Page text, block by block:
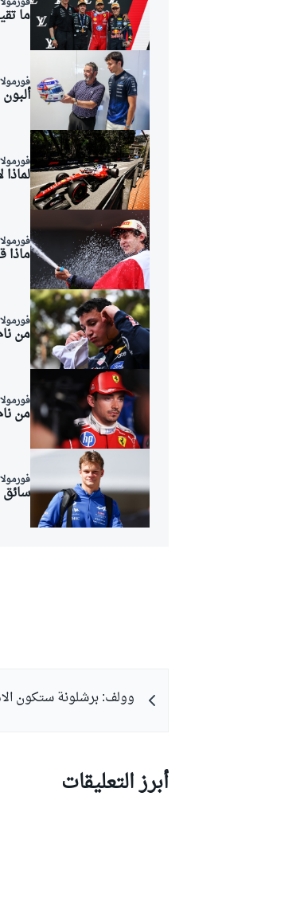
ما
فورمولا 1
فورمولا 1
فورمولا 1
ماذا
فورمولا 1
من
فورمولا 1
من
فورمولا 1
وولف: برشلونة ستكون
أبرز التعليقات